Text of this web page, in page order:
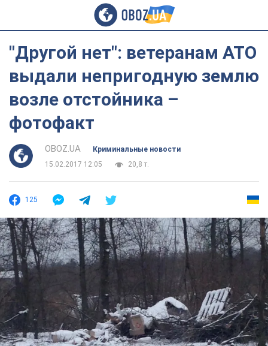
"Другой нет": ветеранам АТО
выдали непригодную землю
возле отстойника –
фотофакт
OBOZ.UA
Криминальные новости
15.02.2017 12:05
20,8 т.
125